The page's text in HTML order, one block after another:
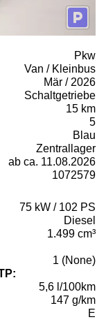
Pkw
Van / Kleinbus
Mär / 2026
Schaltgetriebe
15 km
5
Blau
Zentrallager
ab ca. 11.08.2026
1072579
75 kW / 102 PS
Diesel
1.499 cm³
1 (None)
5,6 l/100km
147 g/km
E